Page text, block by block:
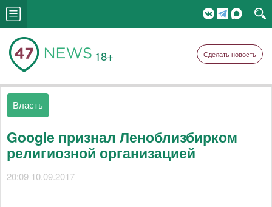
18+ Сделать новость
Власть
Google признал Леноблизбирком
религиозной организацией
20:09 10.09.2017